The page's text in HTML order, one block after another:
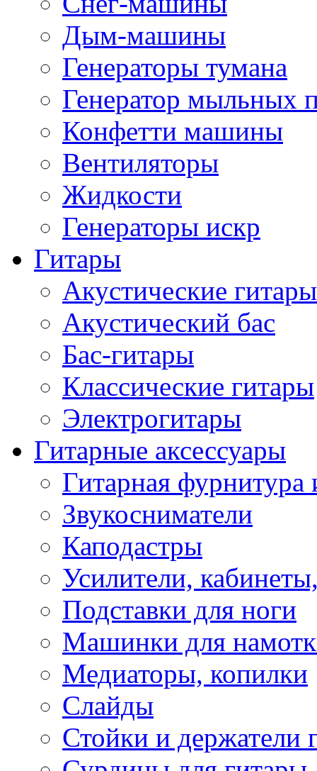
Дым-машины
Генераторы тумана
Генератор мыльных
Конфетти машины
Вентиляторы
Жидкости
Генераторы искр
Гитары
Акустические гитары
Акустический бас
Бас-гитары
Классические гитары
Электрогитары
Гитарные аксессуары
Гитарная фурнитура
Звукосниматели
Каподастры
Усилители,
Подставки для ноги
Машинки для
Медиаторы, копилки
Слайды
Стойки и держатели